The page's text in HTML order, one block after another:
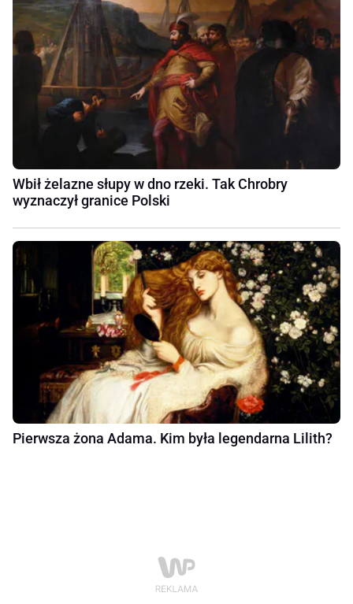
Wbił żelazne słupy w dno rzeki. Tak Chrobry
wyznaczył granice Polski
Pierwsza żona Adama. Kim była legendarna Lilith?